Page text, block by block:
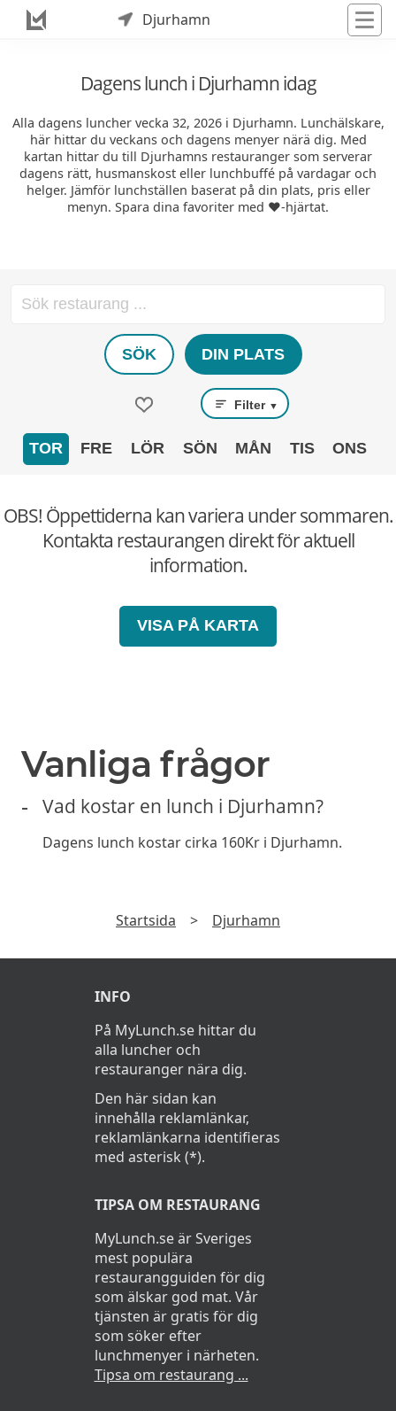
Djurhamn
Dagens lunch i Djurhamn idag
Alla dagens luncher vecka 32, 2026 i Djurhamn. Lunchälskare,
här hittar du veckans och dagens menyer närä dig. Med
kartan hittar du till Djurhamns restauranger som serverar
dagens rätt, husmanskost eller lunchbuffé på vardagar och
helger. Jämför lunchställen baserat på din plats, pris eller
menyn. Spara dina favoriter med ❤️-hjärtat.
SÖK DIN PLATS
Filter ▼
TOR FRE LÖR SÖN MÅN TIS ONS
OBS! Öppettiderna kan variera under sommaren.
Kontakta restaurangen direkt för aktuell
information.
VISA PÅ KARTA
Vanliga frågor
Vad kostar en lunch i Djurhamn?
Dagens lunch kostar cirka 160Kr i Djurhamn.
Startsida > Djurhamn
INFO
På MyLunch.se hittar du
alla luncher och
restauranger nära dig.
Den här sidan kan
innehålla reklamlänkar,
reklamlänkarna identifieras
med asterisk (*).
TIPSA OM RESTAURANG
MyLunch.se är Sveriges
mest populära
restaurangguiden för dig
som älskar god mat. Vår
tjänsten är gratis för dig
som söker efter
lunchmenyer i närheten.
Tipsa om restaurang ...